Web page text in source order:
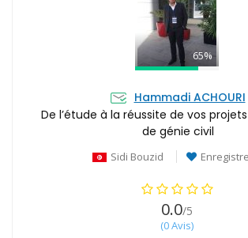
65%
Hammadi ACHOURI
De l’étude à la réussite de vos
de génie civil
Sidi Bouzid
0.0/5
(0 Avis)